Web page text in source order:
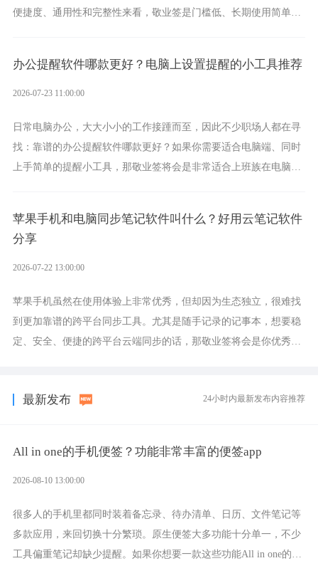
便捷度、通用性和完整性来看，敬业签是门槛低、长期使用简单的
办公提醒软件哪款更好？电脑上设置提醒的小工具推荐
2026-07-23 11:00:00
日常电脑办公，大大小小的工作接踵而至，因此不少职场人都在寻
找：靠谱的办公提醒软件哪款更好？如果你需要适合电脑端、同时
上手简单的提醒小工具，那敬业签将会是非常适合上班族在电脑上
苹果手机和电脑同步笔记软件叫什么？好用云笔记软件
分享
2026-07-22 13:00:00
苹果手机虽然在使用体验上非常优秀，但却因为生态独立，很难找
到更加靠谱的跨平台同步工具。尤其是随手记录的记事本，想要稳
定、安全、便捷的跨平台云端同步的话，那敬业签将会是你优秀的
最新发布 24小时内最新发布内容推荐
All in one的手机便签？功能非常丰富的便签app
2026-08-10 13:00:00
很多人的手机里都同时装着备忘录、待办清单、日历、文件笔记等
多款应用，来回切换十分繁琐。原生便签大多功能十分单一，不少
工具偏重笔记却缺少提醒。如果你想要一款这些功能All in one的一